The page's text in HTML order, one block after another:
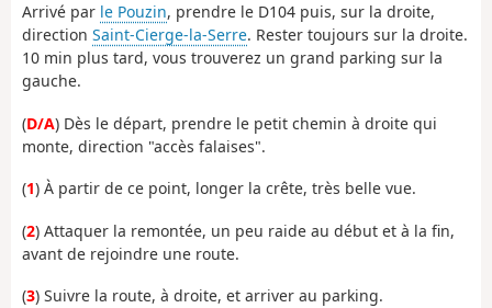
Arrivé par le Pouzin, prendre le D104 puis, sur la droite,
direction Saint-Cierge-la-Serre. Rester toujours sur la droite.
10 min plus tard, vous trouverez un grand parking sur la
gauche.
(D/A) Dès le départ, prendre le petit chemin à droite qui
monte, direction "accès falaises".
(1) À partir de ce point, longer la crête, très belle vue.
(2) Attaquer la remontée, un peu raide au début et à la fin,
avant de rejoindre une route.
(3) Suivre la route, à droite, et arriver au parking.